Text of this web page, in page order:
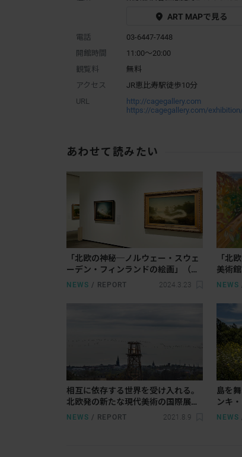
ART MAPで見る
電話
03-6447-7448
開館時間
11:00～20:00
観覧料
無料
アクセス
JR恵比寿駅徒歩10分
URL
http://cagegallery.com
https://cagegallery.com/
あわせて読みたい
「北欧の神秘─ノルウェー・スウェ
ーデン・フィンランドの絵画」（Ｓ
ＯＭＰＯ美術館）開幕レポート。自
NEWS / REPORT 2024.3.23
「北
美術
ン、
NEWS
相互に依存する世界を受け入れる。
北欧発の新たな現代美術の国際展
「ヘルシンキ・ビエンナーレ」が開
NEWS / REPORT 2021.8.9
島を
ンキ
開催
NEWS